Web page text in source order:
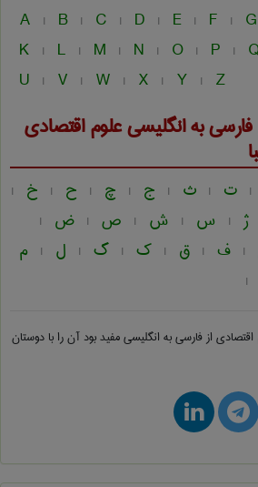
A | B | C | D | E | F | G
K | L | M | N | O | P |
U | V | W | X | Y | Z
به انگلیسیعلوم اقتصادی
| ت | ث | ج | چ | ح | خ |
ژ | س | ش | ص | ض |
| ف | ق | ک | گ | ل | م
|
اقتصادی از فارسی به انگلیسیمفید بود آن را با دوستان